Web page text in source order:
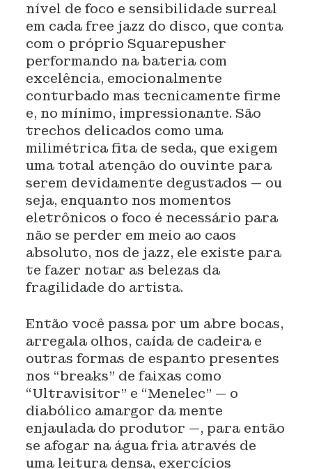
nível de foco e sensibilidade surreal
em cada free jazz do disco, que conta
com o próprio Squarepusher
performando na bateria com
excelência, emocionalmente
conturbado mas tecnicamente firme
e, no mínimo, impressionante. São
trechos delicados como uma
milimétrica fita de seda, que exigem
uma total atenção do ouvinte para
serem devidamente degustados — ou
seja, enquanto nos momentos
eletrônicos o foco é necessário para
não se perder em meio ao caos
absoluto, nos de jazz, ele existe para
te fazer notar as belezas da
fragilidade do artista.
Então você passa por um abre bocas,
arregala olhos, caída de cadeira e
outras formas de espanto presentes
nos “breaks” de faixas como
“Ultravisitor” e “Menelec” — o
diabólico amargor da mente
enjaulada do produtor —, para então
se afogar na água fria através de
uma leitura densa, exercícios